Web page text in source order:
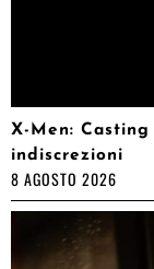
X-Men:
indiscrezioni
8 AGOSTO 2026